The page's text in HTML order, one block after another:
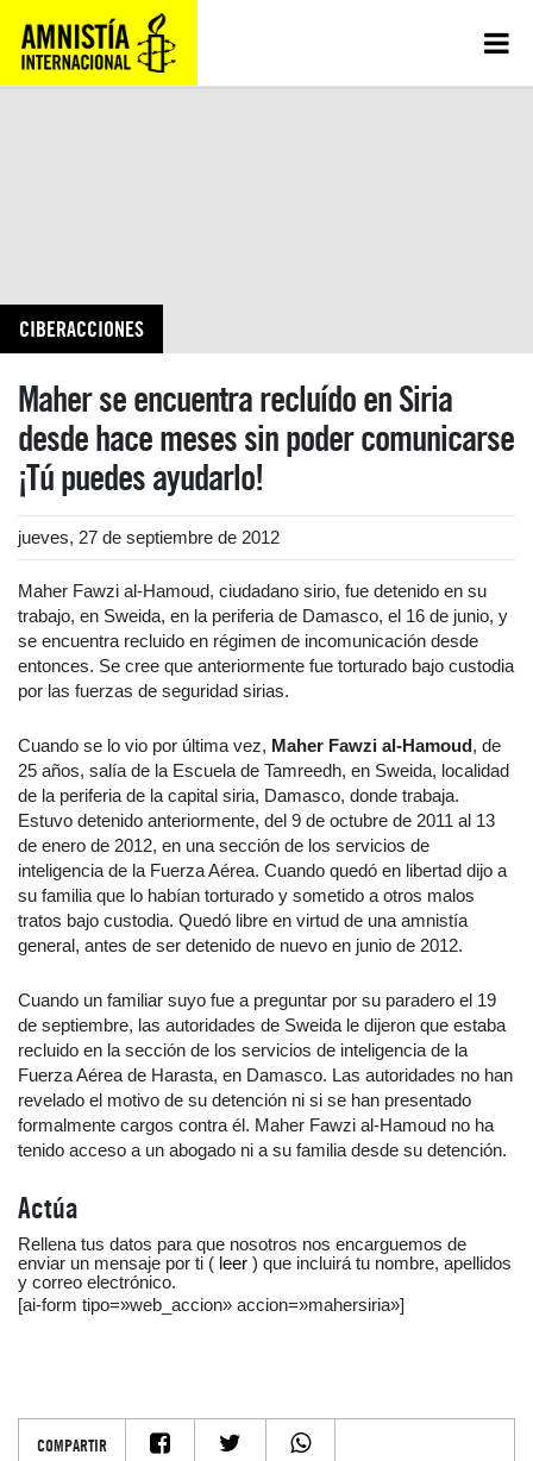
CIBERACCIONES
Maher se encuentra recluído en Siria
desde hace meses sin poder comunicarse
¡Tú puedes ayudarlo!
jueves, 27 de septiembre de 2012
Maher Fawzi al-Hamoud, ciudadano sirio, fue detenido en su
trabajo, en Sweida, en la periferia de Damasco, el 16 de junio, y
se encuentra recluido en régimen de incomunicación desde
entonces. Se cree que anteriormente fue torturado bajo custodia
por las fuerzas de seguridad sirias.
Cuando se lo vio por última vez, Maher Fawzi al-Hamoud, de
25 años, salía de la Escuela de Tamreedh, en Sweida, localidad
de la periferia de la capital siria, Damasco, donde trabaja.
Estuvo detenido anteriormente, del 9 de octubre de 2011 al 13
de enero de 2012, en una sección de los servicios de
inteligencia de la Fuerza Aérea. Cuando quedó en libertad dijo a
su familia que lo habían torturado y sometido a otros malos
tratos bajo custodia. Quedó libre en virtud de una amnistía
general, antes de ser detenido de nuevo en junio de 2012.
Cuando un familiar suyo fue a preguntar por su paradero el 19
de septiembre, las autoridades de Sweida le dijeron que estaba
recluido en la sección de los servicios de inteligencia de la
Fuerza Aérea de Harasta, en Damasco. Las autoridades no han
revelado el motivo de su detención ni si se han presentado
formalmente cargos contra él. Maher Fawzi al-Hamoud no ha
tenido acceso a un abogado ni a su familia desde su detención.
Actúa
Rellena tus datos para que nosotros nos encarguemos de
enviar un mensaje por ti ( leer ) que incluirá tu nombre, apellidos
y correo electrónico.
[ai-form tipo=»web_accion» accion=»mahersiria»]
COMPARTIR